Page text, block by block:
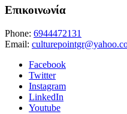
Επικοινωνία
Phone: 6944472131
Email:
Facebook
Twitter
Instagram
LinkedIn
Youtube